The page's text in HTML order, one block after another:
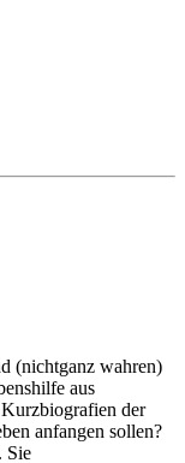
(nichtganz wahren)
aus
der
anfangen sollen?
Sie